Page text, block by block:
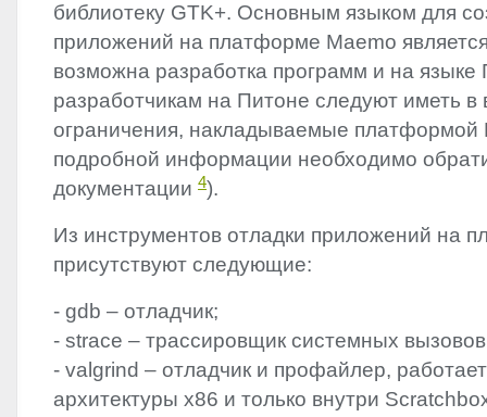
библиотеку GTK+. Основным языком для
приложений на платформе Maemo
возможна разработка программ и на
разработчикам на Питоне следуют иметь в
ограничения, накладываемые платформой
подробной информации необходимо
документации 4).
Из инструментов отладки приложений на
присутствуют следующие:
- gdb – отладчик;
- strace – трассировщик системных
- valgrind – отладчик и профайлер,
архитектуры x86 и только внутри